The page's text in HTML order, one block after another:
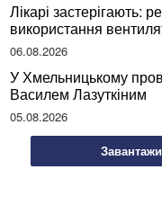
Лікарі застерігають:
використання
може негативно
здоров’я
06.08.2026
У Хмельницькому
Василем Лазуткіним
05.08.2026